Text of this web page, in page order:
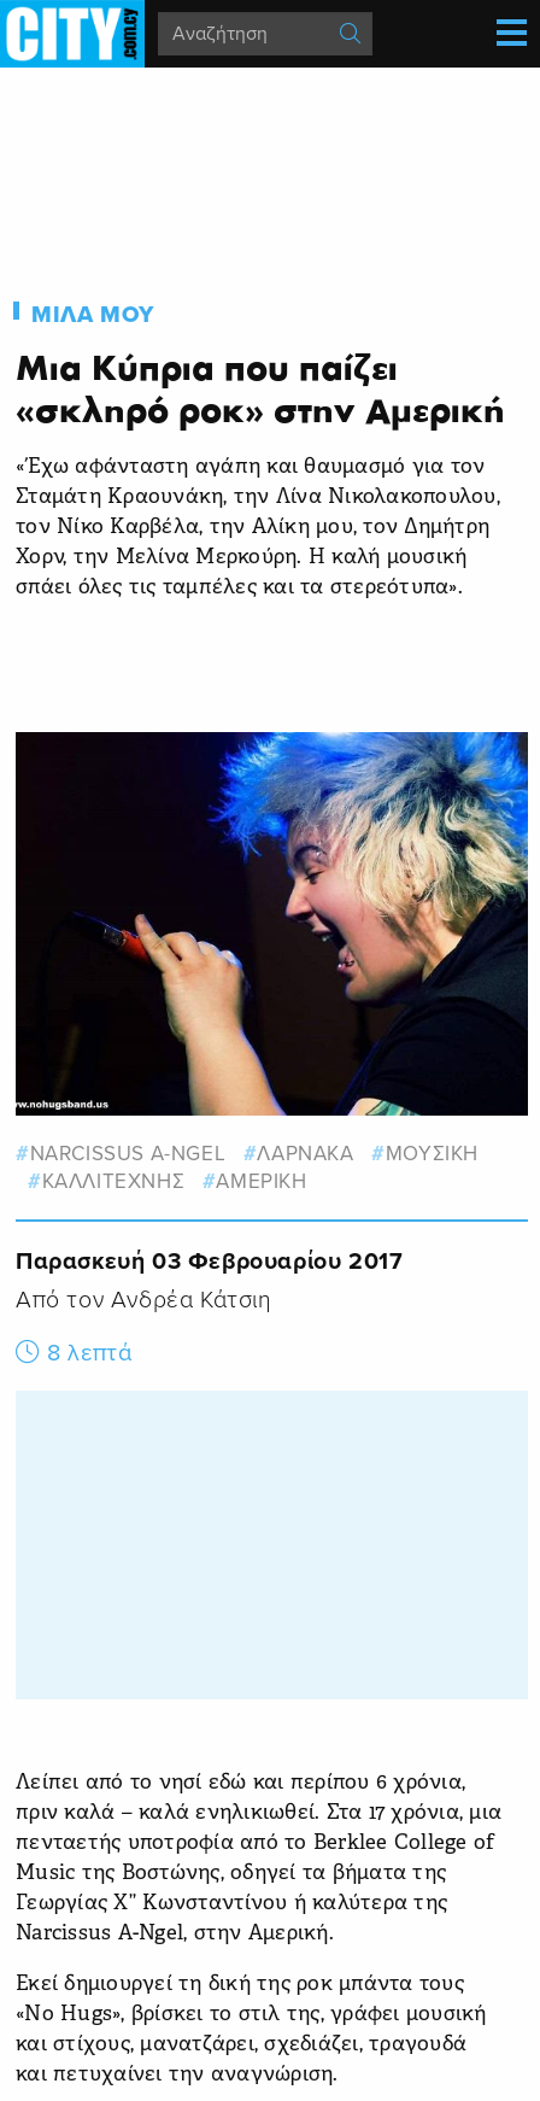
ΜΙΛΑ ΜΟΥ
Μια Κύπρια που παίζει
«σκληρό ροκ» στην Αμερική
«Έχω αφάνταστη αγάπη και θαυμασμό για τον
Σταμάτη Κραουνάκη, την Λίνα Νικολακοπουλου,
τον Νίκο Καρβέλα, την Αλίκη μου, τον Δημήτρη
Χορν, την Μελίνα Μερκούρη. Η καλή μουσική
σπάει όλες τις ταμπέλες και τα στερεότυπα».
NARCISSUS A-NGEL ΛΑΡΝΑΚΑ
ΜΟΥΣΙΚΗ
ΚΑΛΛΙΤΕΧΝΗΣ
ΑΜΕΡΙΚΗ
Παρασκευή 03 Φεβρουαρίου 2017
Από τον Ανδρέα Κάτσιη
8 λεπτά
Λείπει από το νησί εδώ και περίπου 6 χρόνια,
πριν καλά – καλά ενηλικιωθεί. Στα 17 χρόνια, μια
πενταετής υποτροφία από το Berklee College of
Music της Βοστώνης, οδηγεί τα βήματα της
Γεωργίας Χ’’ Κωνσταντίνου ή καλύτερα της
Narcissus A-Ngel, στην Αμερική.
Εκεί δημιουργεί τη δική της ροκ μπάντα τους
«No Hugs», βρίσκει το στιλ της, γράφει μουσική
και στίχους, μανατζάρει, σχεδιάζει, τραγουδά
και πετυχαίνει την αναγνώριση.